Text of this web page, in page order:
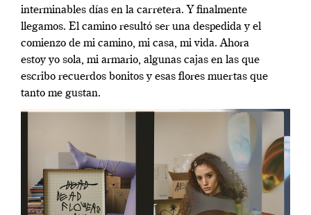
interminables días en la carretera. Y finalmente
llegamos. El camino resultó ser una despedida y el
comienzo de mi camino, mi casa, mi vida. Ahora
estoy yo sola, mi armario, algunas cajas en las que
escribo recuerdos bonitos y esas flores muertas que
tanto me gustan.